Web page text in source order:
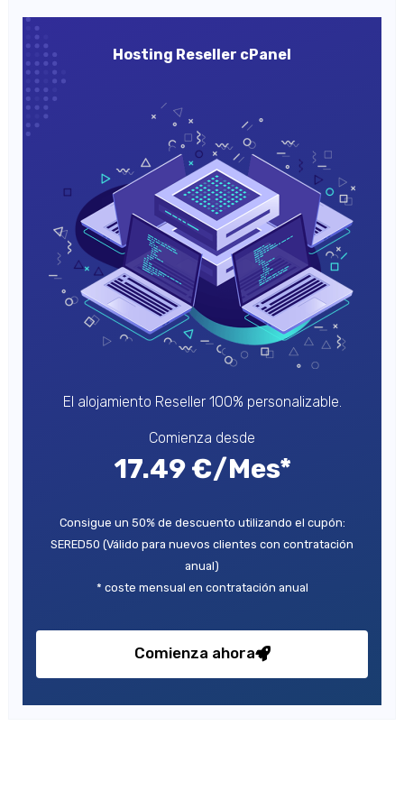
Hosting Reseller cPanel
El alojamiento Reseller 100% personalizable.
Comienza desde
17.49 €/Mes*
Consigue un 50% de descuento utilizando el cupón:
SERED50 (Válido para nuevos clientes con contratación
anual)
* coste mensual en contratación anual
Comienza ahora